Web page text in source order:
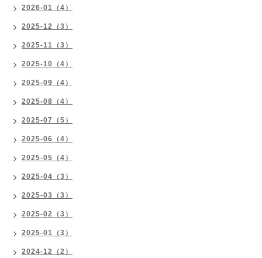
2026-01（4）
2025-12（3）
2025-11（3）
2025-10（4）
2025-09（4）
2025-08（4）
2025-07（5）
2025-06（4）
2025-05（4）
2025-04（3）
2025-03（3）
2025-02（3）
2025-01（3）
2024-12（2）